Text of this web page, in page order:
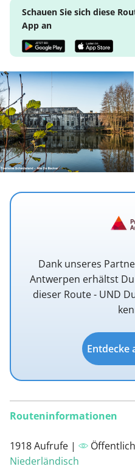
Schauen Sie sich diese
App an
Dank unseres
Antwerpen erhältst
dieser Route - UND
Entdecke
Routeninformationen
1918 Aufrufe |
Niederländisch